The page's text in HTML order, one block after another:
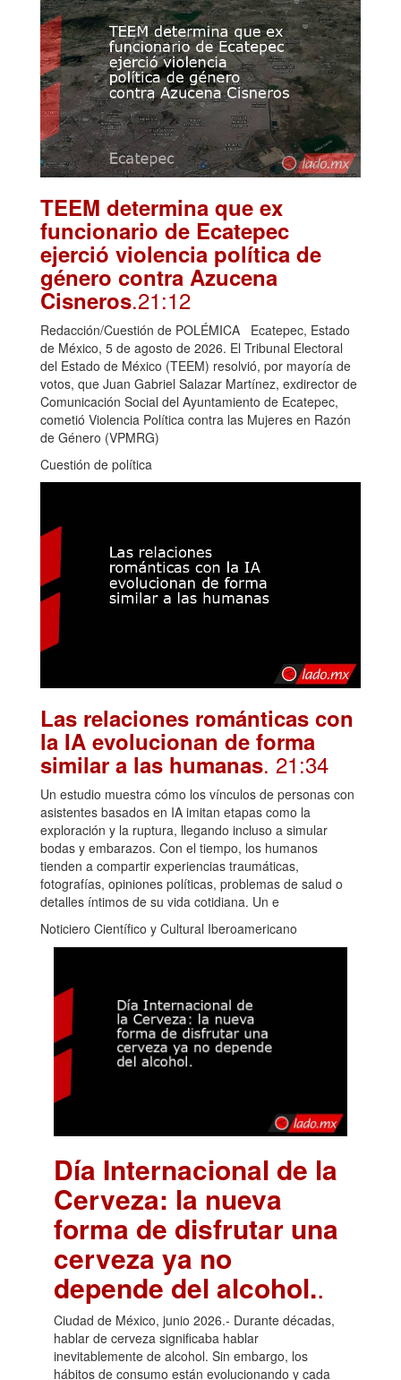
TEEM determina que ex
funcionario de Ecatepec
ejerció violencia política de
género contra Azucena
Cisneros.21:12
Redacción/Cuestión de POLÉMICA Ecatepec, Estado
de México, 5 de agosto de 2026. El Tribunal Electoral
del Estado de México (TEEM) resolvió, por mayoría de
votos, que Juan Gabriel Salazar Martínez, exdirector de
Comunicación Social del Ayuntamiento de Ecatepec,
cometió Violencia Política contra las Mujeres en Razón
de Género (VPMRG)
Cuestión de política
Las relaciones románticas con
la IA evolucionan de forma
similar a las humanas. 21:34
Un estudio muestra cómo los vínculos de personas con
asistentes basados en IA imitan etapas como la
exploración y la ruptura, llegando incluso a simular
bodas y embarazos. Con el tiempo, los humanos
tienden a compartir experiencias traumáticas,
fotografías, opiniones políticas, problemas de salud o
detalles íntimos de su vida cotidiana. Un e
Noticiero Científico y Cultural Iberoamericano
Día Internacional de la
Cerveza: la nueva
forma de disfrutar una
cerveza ya no
depende del alcohol..
Ciudad de México, junio 2026.- Durante décadas,
hablar de cerveza significaba hablar
inevitablemente de alcohol. Sin embargo, los
hábitos de consumo están evolucionando y cada